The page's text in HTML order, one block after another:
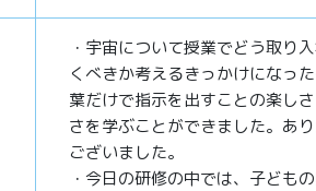
・宇宙について授業でどう取り
くべきか考えるきっかけになっ
葉だけで指示を出すことの楽し
さを学ぶことができました。あ
ございました。
・今日の研修の中では、子ども